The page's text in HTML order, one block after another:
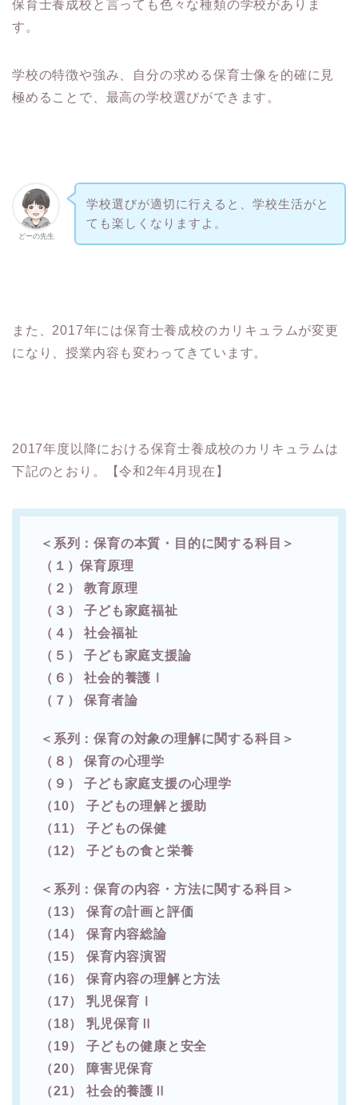
保育士養成校と言っても色々な種類の学校がありま
す。
学校の特徴や強み、自分の求める保育士像を的確に見
極めることで、最高の学校選びができます。
どーの先生
学校選びが適切に行えると、学校生活がと
ても楽しくなりますよ。
また、2017年には保育士養成校のカリキュラムが変更
になり、授業内容も変わってきています。
2017年度以降における保育士養成校のカリキュラムは
下記のとおり。【令和2年4月現在】
＜系列：保育の本質・目的に関する科目＞
（１）保育原理
（２） 教育原理
（３） 子ども家庭福祉
（４） 社会福祉
（５） 子ども家庭支援論
（６） 社会的養護Ⅰ
（７） 保育者論
＜系列：保育の対象の理解に関する科目＞
（８） 保育の心理学
（９） 子ども家庭支援の心理学
（10） 子どもの理解と援助
（11） 子どもの保健
（12） 子どもの食と栄養
＜系列：保育の内容・方法に関する科目＞
（13） 保育の計画と評価
（14） 保育内容総論
（15） 保育内容演習
（16） 保育内容の理解と方法
（17） 乳児保育Ⅰ
（18） 乳児保育Ⅱ
（19） 子どもの健康と安全
（20） 障害児保育
（21） 社会的養護Ⅱ